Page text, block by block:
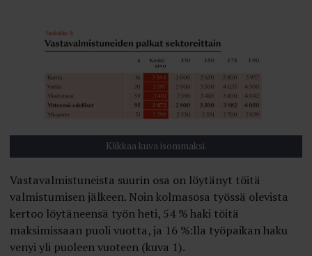
Klikkaa kuva isommaksi.
Vastavalmistuneista suurin osa on löytänyt töitä
valmistumisen jälkeen. Noin kolmasosa työssä olevista
kertoo löytäneensä työn heti, 54 % haki töitä
maksimissaan puoli vuotta, ja 16 %:lla työpaikan haku
venyi yli puoleen vuoteen (kuva 1).